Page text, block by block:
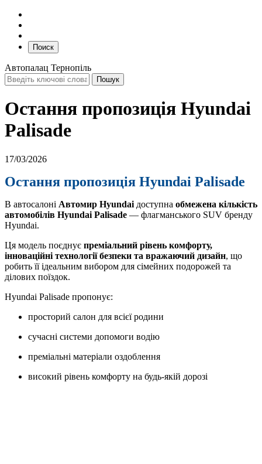
Поиск
Автопалац Тернопіль
Остання пропозиція Hyundai
Palisade
17/03/2026
Остання пропозиція Hyundai Palisade
В автосалоні Автомир Hyundai доступна обмежена кількість
автомобілів Hyundai Palisade — флагманського SUV бренду
Hyundai.
Ця модель поєднує преміальний рівень комфорту,
інноваційні технології безпеки та вражаючий дизайн, що
робить її ідеальним вибором для сімейних подорожей та
ділових поїздок.
Hyundai Palisade пропонує:
просторий салон для всієї родини
сучасні системи допомоги водію
преміальні матеріали оздоблення
високий рівень комфорту на будь-якій дорозі